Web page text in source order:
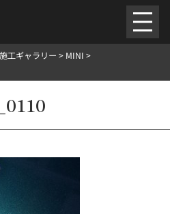
紹介所在地
ホイールコーティング施工料金
ルームクリーニング＆コーティング施工料金
施工料金
施工ギャラリー > MINI >